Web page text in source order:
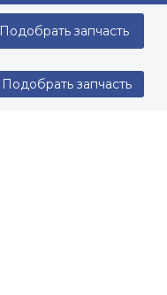
Подобрать запчасть
Подобрать запчасть